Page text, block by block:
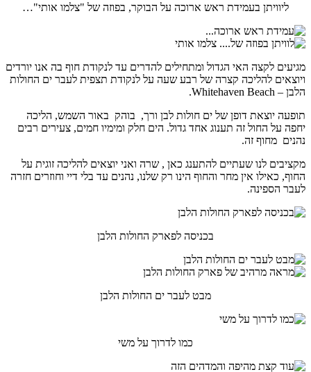
ליוויתן בעמידת ראש ארוכה על הבוקר, בפוזה של "צלמו אותי"…
מגיעים לקצה האי הגדול ומתחילים להדרים עד לנקודת חוף בה אנו יורדים
ויוצאים להליכה קצרה של רבע שעה על לנקודת תצפית לעבר ים החולות
הלבן – Whitehaven Beach.
תופעה יוצאת דופן של ים חולות לבן ורך, בוהק באור השמש, הליכה
יחפה על החול זה תענוג אחד גדול. הים חלק ומימיו חמים, צעירים רבים
נהנים מחוף זה.
מקציבים לנו שעתיים להתענג כאן , שרה ואני יוצאים להליכה זוגית על
החוף, כאילו אין מחר והחוף הינו רק שלנו, נהנים עד בלי דיי וחוזרים חזרה
לעבר הספינה.
בכניסה לפארק החולות הלבן
מבט לעבר ים החולות הלבן
כמו לדרוך על משי